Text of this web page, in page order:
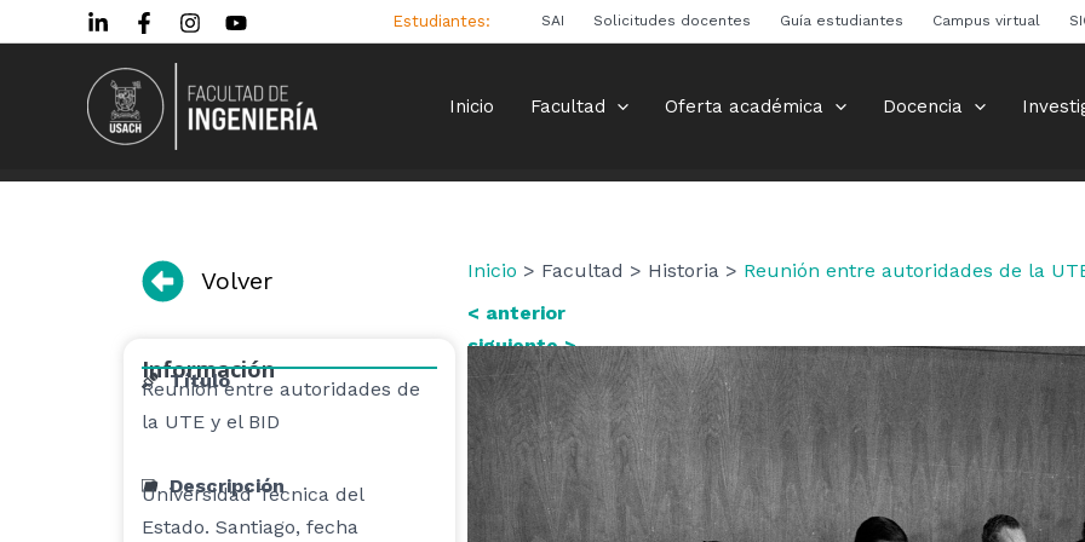
al
Estudiantes: SAI Solicitudes docentes Guía estudiantes Campus virtual
Inicio Facultad Oferta académica Docencia
Volver Inicio > Facultad > Historia > Reunión entre autoridades de la
Información
Título
Reunión entre autoridades de
la UTE y el BID
Descripción
Universidad Técnica del
Estado. Santiago, fecha
< anterior
siguiente >